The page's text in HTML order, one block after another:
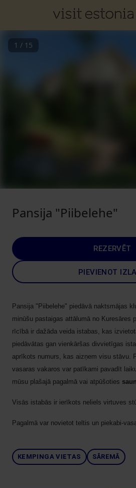
1 / 15
Pansija "Piibelehe"
REZERVĒT
PIEVIENOT
Pansija "Piibelehe" piedāvā naktsmājas
minūšu pastaigas attālumā no Kuresāres
rīcībā ir dažāda veida istabas, kas
piedāvātas gan vienkāršas divvietīgas
aprīkots numurs, kas aizņem visu stāvu.
vasaras vakaros var patīkami pavadīt
mūsu plašajā pagalmā vai atpūšoties
Visās istabās ir ierīkots neliels virtuves
Pagalmā var novietot teltis un piekabi-
KEMPINGA VIETAS SĀREMĀ